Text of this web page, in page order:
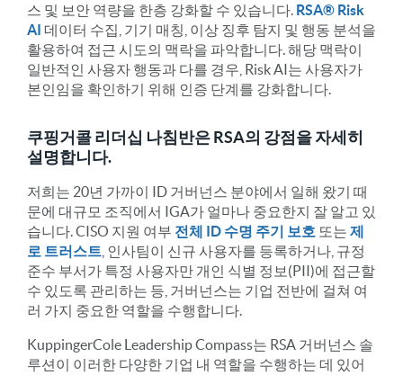
스 및 보안 역량을 한층 강화할 수 있습니다. RSA® Risk
AI 데이터 수집, 기기 매칭, 이상 징후 탐지 및 행동 분석을
활용하여 접근 시도의 맥락을 파악합니다. 해당 맥락이
일반적인 사용자 행동과 다를 경우, Risk AI는 사용자가
본인임을 확인하기 위해 인증 단계를 강화합니다.
쿠핑거콜 리더십 나침반은 RSA의 강점을 자세히
설명합니다.
저희는 20년 가까이 ID 거버넌스 분야에서 일해 왔기 때
문에 대규모 조직에서 IGA가 얼마나 중요한지 잘 알고 있
습니다. CISO 지원 여부 전체 ID 수명 주기 보호 또는 제
로 트러스트 , 인사팀이 신규 사용자를 등록하거나, 규정
준수 부서가 특정 사용자만 개인 식별 정보(PII)에 접근할
수 있도록 관리하는 등, 거버넌스는 기업 전반에 걸쳐 여
러 가지 중요한 역할을 수행합니다.
KuppingerCole Leadership Compass는 RSA 거버넌스 솔
루션이 이러한 다양한 기업 내 역할을 수행하는 데 있어